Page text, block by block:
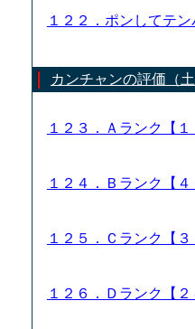
１２２．ポンしてテ
カンチャンの評価（
１２３．Ａランク【
１２４．Ｂランク【
１２５．Ｃランク【
１２６．Ｄランク【